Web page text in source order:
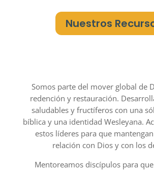
Nuestros
Somos parte del mover global de
redención y restauración.
saludables y fructíferos con una
bíblica y una identidad Wesleyana.
estos líderes para que
relación con Dios y con los
Mentoreamos discípulos para